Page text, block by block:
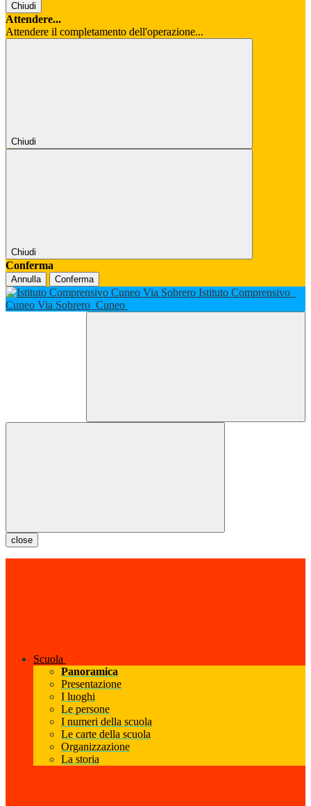
Chiudi
Attendere...
Attendere il completamento dell'operazione...
Chiudi
Chiudi
Conferma
Annulla Conferma
Istituto Comprensivo
Cuneo Via Sobrero Cuneo
close
Scuola
Panoramica
Presentazione
I luoghi
Le persone
I numeri della scuola
Le carte della scuola
Organizzazione
La storia